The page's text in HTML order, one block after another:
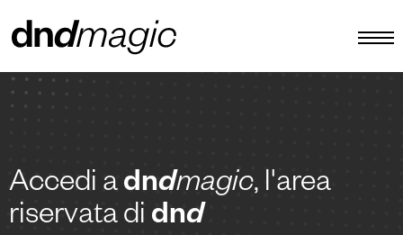
prodotti
virtual tour
Accedi adndmagic, l'area
riservata di dnd